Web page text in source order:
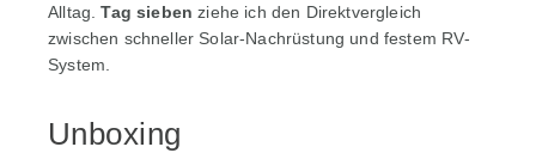
Alltag.Tag sieben ziehe ich den Direktvergleich
zwischen schneller Solar-Nachrüstung und festem RV-
System.
Unboxing